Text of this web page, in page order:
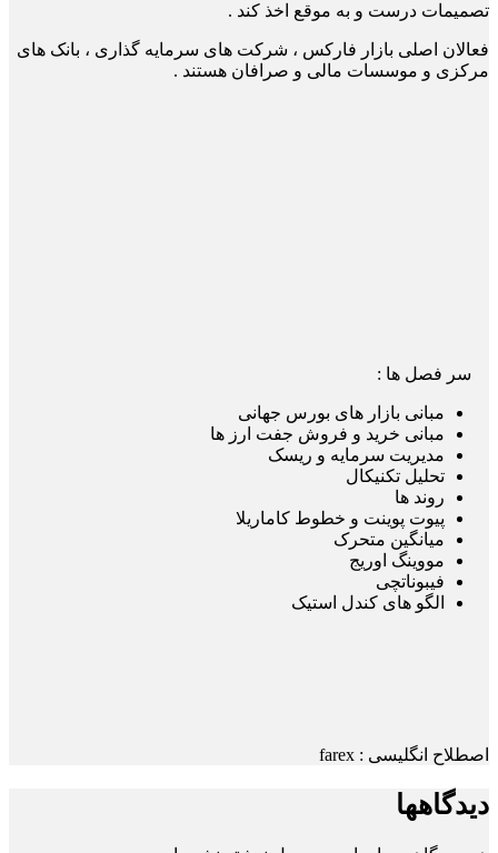
تصمیمات درست و به موقع اخذ کند .
فعالان اصلی بازار فارکس ، شرکت های سرمایه گذاری ، بانک های
مرکزی و موسسات مالی و صرافان هستند .
سر فصل ها :
مبانی بازار های بورس جهانی
مبانی خرید و فروش جفت ارز ها
مدیریت سرمایه و ریسک
تحلیل تکنیکال
روند ها
پیوت پوینت و خطوط کاماریلا
میانگین متحرک
مووینگ اوریج
فیبوناتچی
الگو های کندل استیک
اصطلاح انگلیسی : farex
دیدگاهها